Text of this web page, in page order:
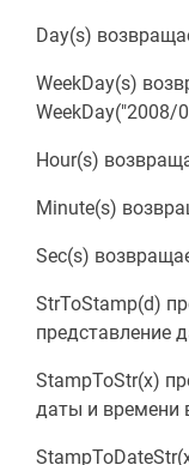
Day(s)
WeekDay(s)
WeekDay("2008/
Hour(s)
Minute(s)
Sec(s)
StrToStamp(d)
представление
StampToStr(x)
даты и времени